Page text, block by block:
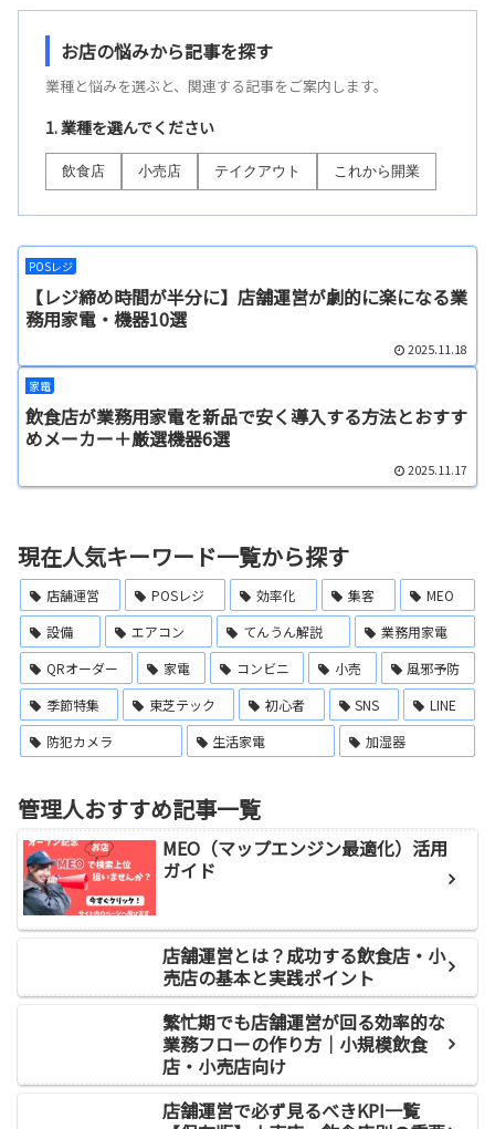
お店の悩みから記事を探す
業種と悩みを選ぶと、関連する記事をご案内します。
1. 業種を選んでください
飲食店 小売店 テイクアウト これから開業
POSレジ
【レジ締め時間が半分に】店舗運営が劇的に楽になる業
務用家電・機器10選
2025.11.18
家電
飲食店が業務用家電を新品で安く導入する方法とおすす
めメーカー＋厳選機器6選
2025.11.17
現在人気キーワード一覧から探す
店舗運営 POSレジ 効率化 集客
MEO
設備
エアコン てんうん解説
業務用家電
QRオーダー
家電 コンビニ 小売
風邪予防
季節特集
東芝テック 初心者 SNS
LINE
防犯カメラ
生活家電 加湿器
管理人おすすめ記事一覧
MEO（マップエンジン最適化）活用
ガイド
店舗運営とは？成功する飲食店・小
売店の基本と実践ポイント
繁忙期でも店舗運営が回る効率的な
業務フローの作り方｜小規模飲食
店・小売店向け
店舗運営で必ず見るべきKPI一覧